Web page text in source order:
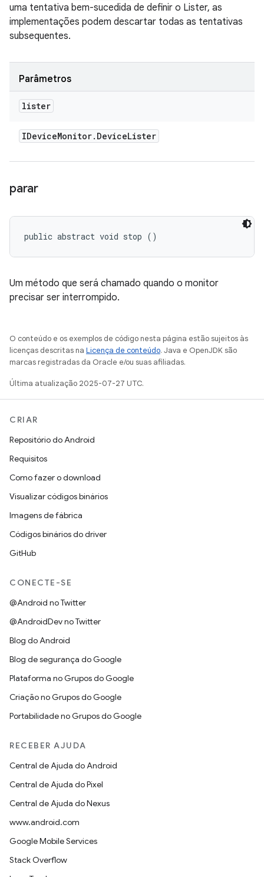
uma tentativa bem-sucedida de definir o Lister, as
implementações podem descartar todas as tentativas
subsequentes.
Parâmetros
lister
IDeviceMonitor. DeviceLister
parar
public abstract void stop ()
Um método que será chamado quando o monitor
precisar ser interrompido.
O conteúdo e os exemplos de código nesta página estão sujeitos às
licenças descritas na Licença de conteúdo. Java e OpenJDK são
marcas registradas da Oracle e/ou suas afiliadas.
Última atualização 2025-07-27 UTC.
CRIAR
Repositório do Android
Requisitos
Como fazer o download
Visualizar códigos binários
Imagens de fábrica
Códigos binários do driver
GitHub
CONECTE-SE
@Android no Twitter
@AndroidDev no Twitter
Blog do Android
Blog de segurança do Google
Plataforma no Grupos do Google
Criação no Grupos do Google
Portabilidade no Grupos do Google
RECEBER AJUDA
Central de Ajuda do Android
Central de Ajuda do Pixel
Central de Ajuda do Nexus
www.android.com
Google Mobile Services
Stack Overflow